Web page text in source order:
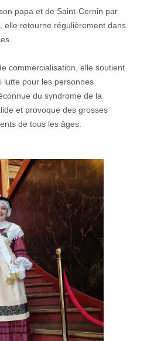
papa et de Saint-Cernin par
elle retourne régulièrement dans
commercialisation, elle soutient
lutte pour les personnes
du syndrome de la
et provoque des grosses
de tous les âges.